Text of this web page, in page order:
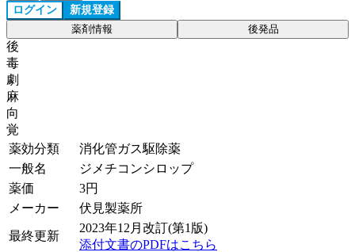
ログイン 新規登録
薬剤情報 後発品
後
毒
劇
麻
向
覚
薬効分類
消化管ガス駆除薬
一般名
ジメチコンシロップ
薬価
3円
メーカー
伏見製薬所
最終更新
2023年12月改訂(第1版)
添付文書のPDFはこちら